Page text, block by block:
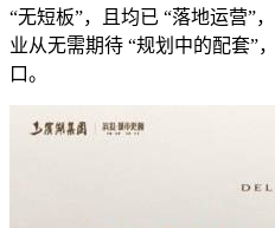
“无短板”，且均已 “落地运营”
业从无需期待 “规划中的配套”
口。